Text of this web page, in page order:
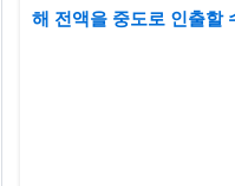
해 전액을 중도로 인출할